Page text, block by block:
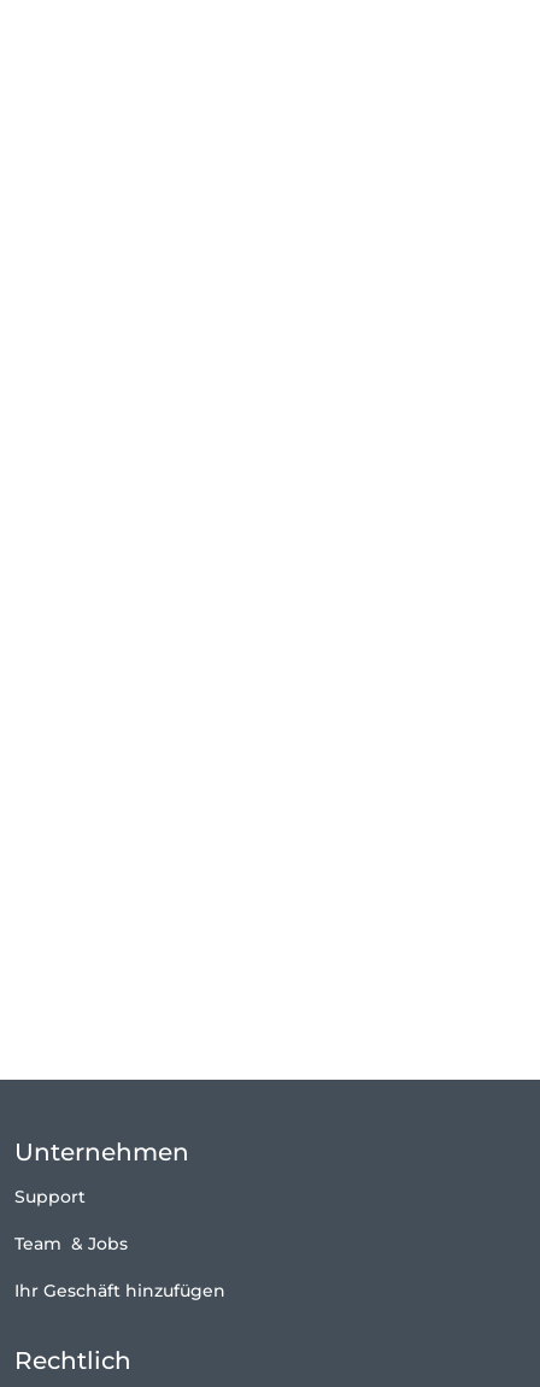
Unternehmen
Support
Team & Jobs
Ihr Geschäft hinzufügen
Rechtlich